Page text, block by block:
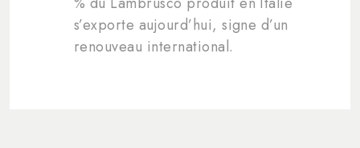
s’exporte aujourd’hui, signe d’un
renouveau international.